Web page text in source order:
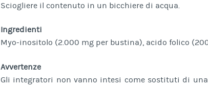
Sciogliere il contenuto in un bicchiere di acqua.
Ingredienti
Myo-inositolo (2.000 mg per bustina), acido folico
Avvertenze
Gli integratori non vanno intesi come sostituti di